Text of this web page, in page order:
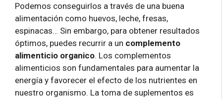
Podemos conseguirlos a través de una buena
alimentación como huevos, leche, fresas,
espinacas… Sin embargo, para obtener resultados
óptimos, puedes recurrir a un complemento
alimenticio organico. Los complementos
alimenticios son fundamentales para aumentar la
energía y favorecer el efecto de los nutrientes en
nuestro organismo. La toma de suplementos es